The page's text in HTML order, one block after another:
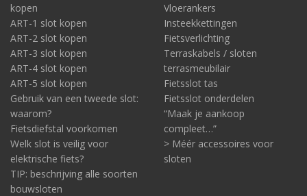
kopen
ART-1 slot kopen
ART-2 slot kopen
ART-3 slot kopen
ART-4 slot kopen
ART-5 slot kopen
Gebruik van een tweede slot:
waarom?
Fietsdiefstal voorkomen
Welk slot is veilig voor
elektrische fiets?
TIP: beschrijving alle soorten
bouwsloten
Vloerankers
Insteekkettingen
Fietsverlichting
Terraskabels / sloten
terrasmeubilair
Fietsslot tas
Fietsslot onderdelen
“Maak je aankoop
compleet…”
> Méér accessoires voor
sloten